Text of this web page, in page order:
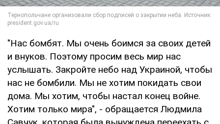
"Нас бомбят. Мы очень боимся за своих детей
и внуков. Поэтому просим весь мир нас
услышать. Закройте небо над Украиной, чтобы
нас не бомбили. Мы не хотим покидать свои
дома. Мы хотим, чтобы настал конец войне.
Хотим только мира", - обращается Людмила